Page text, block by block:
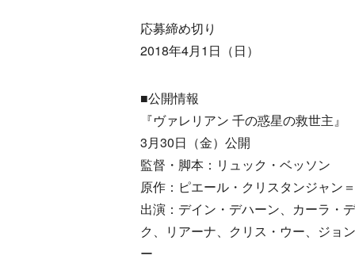
応募締め切り
2018年4月1日（日）
■公開情報
『ヴァレリアン 千の惑星の救世主』
3月30日（金）公開
監督・脚本：リュック・ベッソン
原作：ピエール・クリスタンジャン
出演：デイン・デハーン、カーラ・
ク、リアーナ、クリス・ウー、ジョ
ー